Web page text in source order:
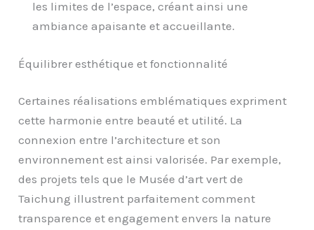
les limites de l’espace, créant ainsi une
ambiance apaisante et accueillante.
Équilibrer esthétique et fonctionnalité
Certaines réalisations emblématiques expriment
cette harmonie entre beauté et utilité. La
connexion entre l’architecture et son
environnement est ainsi valorisée. Par exemple,
des projets tels que le Musée d’art vert de
Taichung illustrent parfaitement comment
transparence et engagement envers la nature